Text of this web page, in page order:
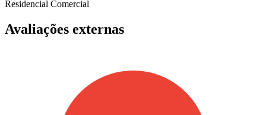
Residencial Comercial
Avaliações externas